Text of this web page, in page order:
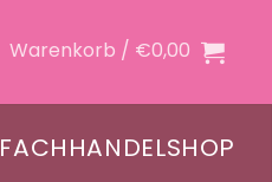
Warenkorb / €0,00
FACHHANDELSHOP